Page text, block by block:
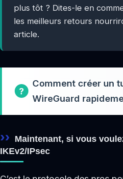
plus tôt ? Dites-le en
les meilleurs retours
article.
Comment créer un
WireGuard
Maintenant, si vous
IKEv2/IPsec